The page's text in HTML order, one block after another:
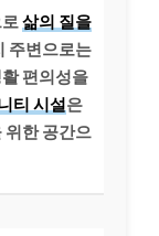
삶의 질을
주변으로는
편의성을
티 시설은
위한 공간으